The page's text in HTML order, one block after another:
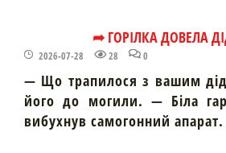
➦ ГОРІЛКА ДОВЕЛА
2026-07-28 28 0
— Що трапилося з вашим
його до могили. — Біла
вибухнув самогонний апарат.